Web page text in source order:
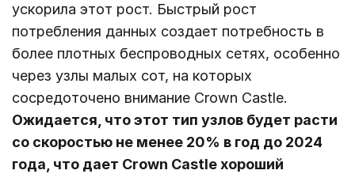
ускорила этот рост. Быстрый рост
потребления данных создает потребность в
более плотных беспроводных сетях, особенно
через узлы малых сот, на которых
сосредоточено внимание Crown Castle.
Ожидается, что этот тип узлов будет расти
со скоростью не менее 20% в год до 2024
года, что дает Crown Castle хороший